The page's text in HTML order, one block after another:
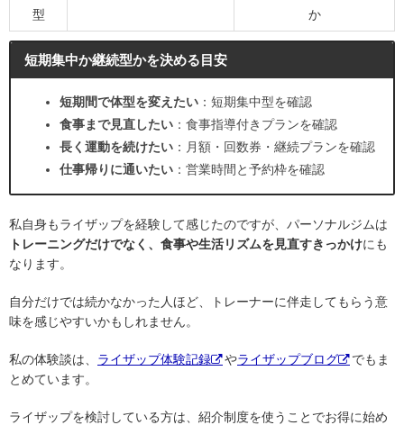
型
か
短期集中か継続型かを決める目安
短期間で体型を変えたい ：短期集中型を確認
食事まで見直したい ：食事指導付きプランを確認
長く運動を続けたい ：月額・回数券・継続プランを確認
仕事帰りに通いたい ：営業時間と予約枠を確認
私自身もライザップを経験して感じたのですが、パーソナルジムは
トレーニングだけでなく、食事や生活リズムを見直すきっかけにも
なります。
自分だけでは続かなかった人ほど、トレーナーに伴走してもらう意
味を感じやすいかもしれません。
私の体験談は、 ライザップ体験記録 やライザップブログ
でもま
とめています。
ライザップを検討している方は、紹介制度を使うことでお得に始め